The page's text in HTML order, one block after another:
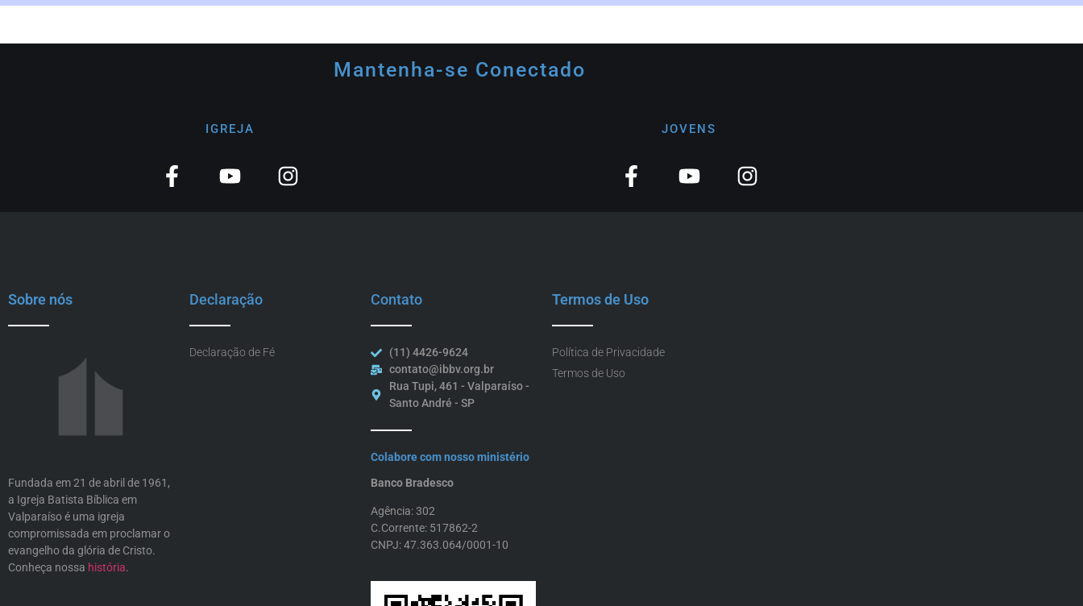
Mantenha-se Conectado
IGREJA JOVENS
Sobre nós
Fundada em 21 de abril de 1961,
a Igreja Batista Bíblica em
Valparaíso é uma igreja
compromissada em proclamar o
evangelho da glória de Cristo.
Conheça nossa história.
Declaração
Declaração de Fé
Contato
(11) 4426-9624
contato@ibbv.org.br
Rua Tupi, 461 - Valparaíso -
Santo André - SP
Colabore com nosso ministério
Banco Bradesco
Agência: 302
C.Corrente: 517862-2
CNPJ: 47.363.064/0001-10
Termos de Uso
Política de Privacidade
Termos de Uso